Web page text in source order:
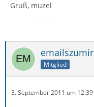
Gruß, muzel
emailszumir
Mitglied
3. September 2011 um 12:39